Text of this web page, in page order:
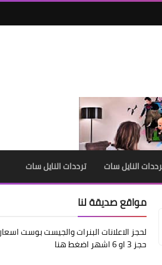
النايل سات ترددات النايل سات
مواقع صديقة لنا
لحجز الاعلانات البنرات والجيست بوست
حجز 3 او 6 اشهر اضغط هنا